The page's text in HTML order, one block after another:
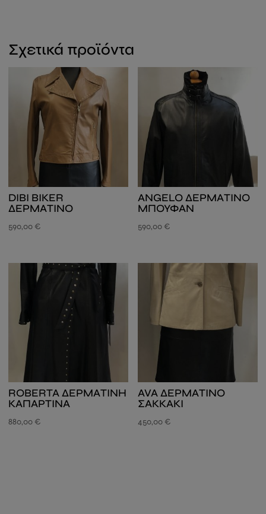
Σχετικά προϊόντα
DIBI BIKER
ΔΕΡΜΑΤΙΝΟ
590,00 €
ΑNGELO ΔΕΡΜΑΤΙΝΟ
ΜΠΟΥΦΑΝ
590,00 €
ROBERTA ΔΕΡΜΑΤΙΝΗ
ΚΑΠΑΡΤΙΝΑ
880,00 €
AVA ΔΕΡΜΑΤΙΝΟ
ΣΑΚΚΑΚΙ
450,00 €